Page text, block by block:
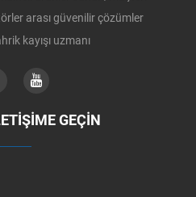
arası güvenilir çözümler
kayışı uzmanı
GEÇİN